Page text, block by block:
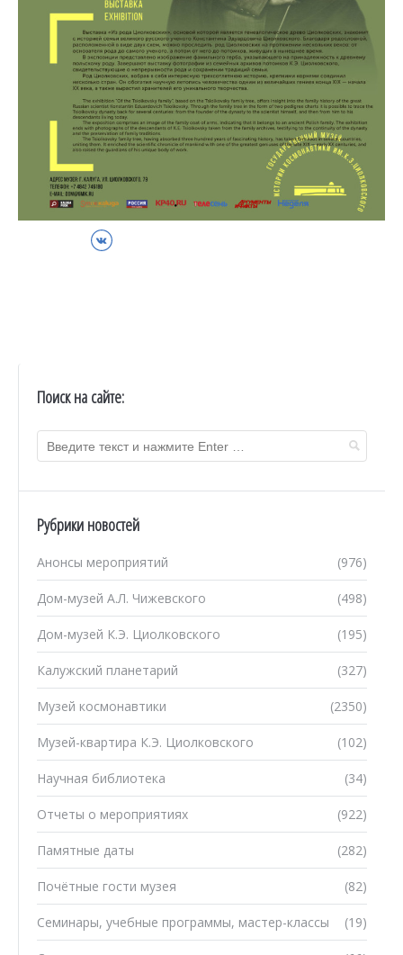
ВКонтакте
Поиск на сайте:
Рубрики новостей
(976)
Анонсы мероприятий
(498)
Дом-музей А.Л. Чижевского
(195)
Дом-музей К.Э. Циолковского
(327)
Калужский планетарий
(2350)
Музей космонавтики
(102)
Музей-квартира К.Э. Циолковского
(34)
Научная библиотека
(922)
Отчеты о мероприятиях
(282)
Памятные даты
(82)
Почётные гости музея
(19)
Семинары, учебные программы, мастер-классы